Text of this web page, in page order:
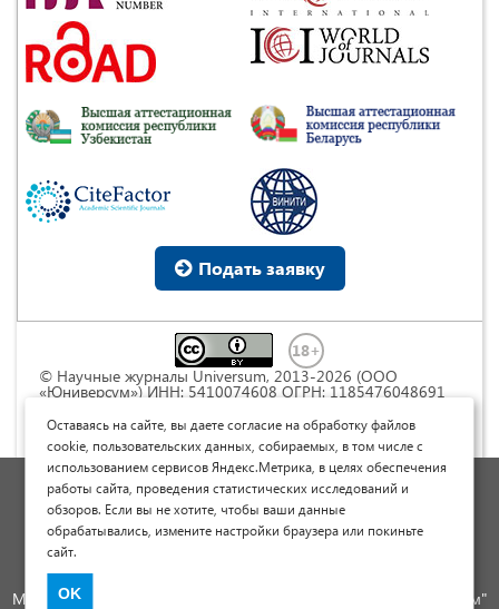
Подать заявку
© Научные журналы Universum, 2013-2026 (ООО
«Юниверсум») ИНН: 5410074608 ОГРН: 1185476048691
Commons « Attribution» («Атрибуция») 4.0
Непортированная
Политика обработки персональных данных
Договор оферты
Опубликовать научную статью
Международный научно-исследовательский журнал "Юниверсум"
Оставаясь на сайте, вы даете согласие на обработку файлов
cookie, пользовательских данных, собираемых, в том числе с
использованием сервисов Яндекс.Метрика, в целях обеспечения
работы сайта, проведения статистических исследований и
обзоров. Если вы не хотите, чтобы ваши данные
обрабатывались, измените настройки браузера или покиньте
сайт.
OK